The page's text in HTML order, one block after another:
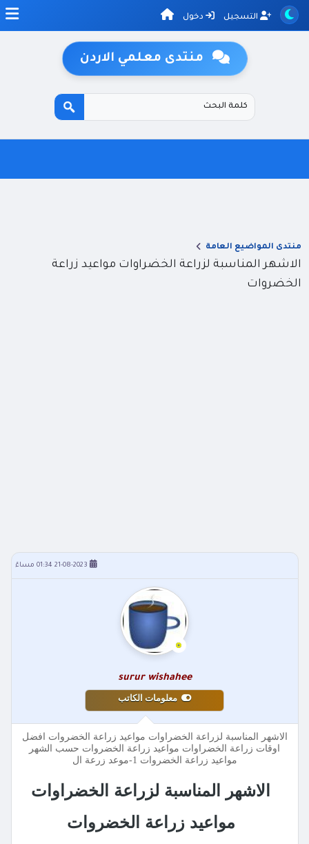
التسجيل دخول
منتدى معلمي الاردن
منتدى المواضيع العامة
الاشهر المناسبة لزراعة الخضراوات مواعيد زراعة
الخضروات
21-08-2023 01:34 مساءً
surur wishahee
معلومات الكاتب
الاشهر المناسبة لزراعة الخضراوات مواعيد زراعة الخضروات افضل
اوقات زراعة الخضراوات مواعيد زراعة الخضروات حسب الشهر
مواعيد زراعة الخضروات 1-موعد زرعة ال
الاشهر المناسبة لزراعة الخضراوات
مواعيد زراعة الخضروات